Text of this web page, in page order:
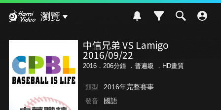
瀏覽
中信兄弟 VS Lamigo
2016/09/22
2016．206分鐘 ． 普遍級 ．HD畫質
類型 2016年完整賽事
發音 國語